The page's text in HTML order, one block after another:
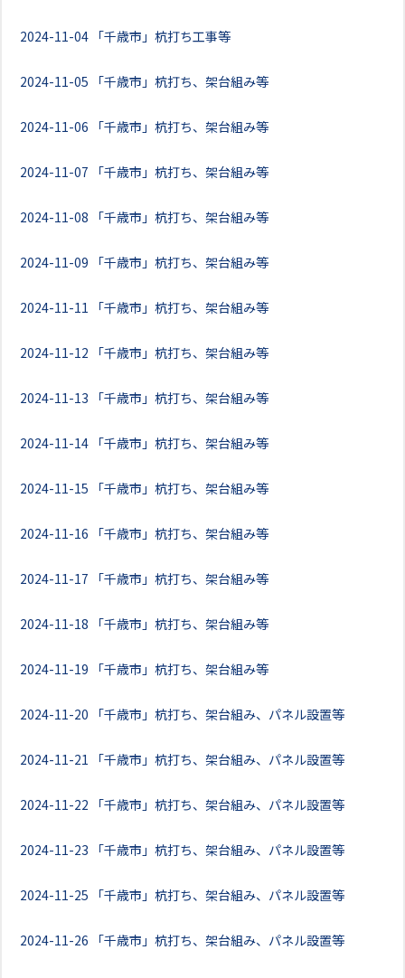
2024-11-04 「千歳市」杭打ち工事等
2024-11-05 「千歳市」杭打ち、架台組み等
2024-11-06 「千歳市」杭打ち、架台組み等
2024-11-07 「千歳市」杭打ち、架台組み等
2024-11-08 「千歳市」杭打ち、架台組み等
2024-11-09 「千歳市」杭打ち、架台組み等
2024-11-11 「千歳市」杭打ち、架台組み等
2024-11-12 「千歳市」杭打ち、架台組み等
2024-11-13 「千歳市」杭打ち、架台組み等
2024-11-14 「千歳市」杭打ち、架台組み等
2024-11-15 「千歳市」杭打ち、架台組み等
2024-11-16 「千歳市」杭打ち、架台組み等
2024-11-17 「千歳市」杭打ち、架台組み等
2024-11-18 「千歳市」杭打ち、架台組み等
2024-11-19 「千歳市」杭打ち、架台組み等
2024-11-20 「千歳市」杭打ち、架台組み、パネル設置等
2024-11-21 「千歳市」杭打ち、架台組み、パネル設置等
2024-11-22 「千歳市」杭打ち、架台組み、パネル設置等
2024-11-23 「千歳市」杭打ち、架台組み、パネル設置等
2024-11-25 「千歳市」杭打ち、架台組み、パネル設置等
2024-11-26 「千歳市」杭打ち、架台組み、パネル設置等